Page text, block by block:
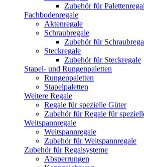
Zubehör für
Fachbodenregale
Aktenregale
Schraubregale
Zubehör für
Steckregale
Zubehör für Steckregale
Stapel- und Rungenpaletten
Rungenpaletten
Stapelpaletten
Weitere Regale
Regale für spezielle Güter
Zubehör für Regale für
Weitspannregale
Weitspannregale
Zubehör für Weitspannregale
Zubehör für Regalsysteme
Absperrungen